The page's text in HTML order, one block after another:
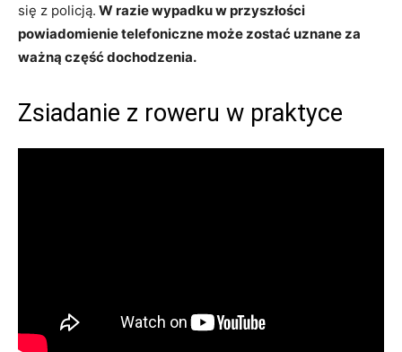
się z policją. W razie wypadku w przyszłości
powiadomienie telefoniczne może zostać uznane za
ważną część dochodzenia.
Zsiadanie z roweru w praktyce